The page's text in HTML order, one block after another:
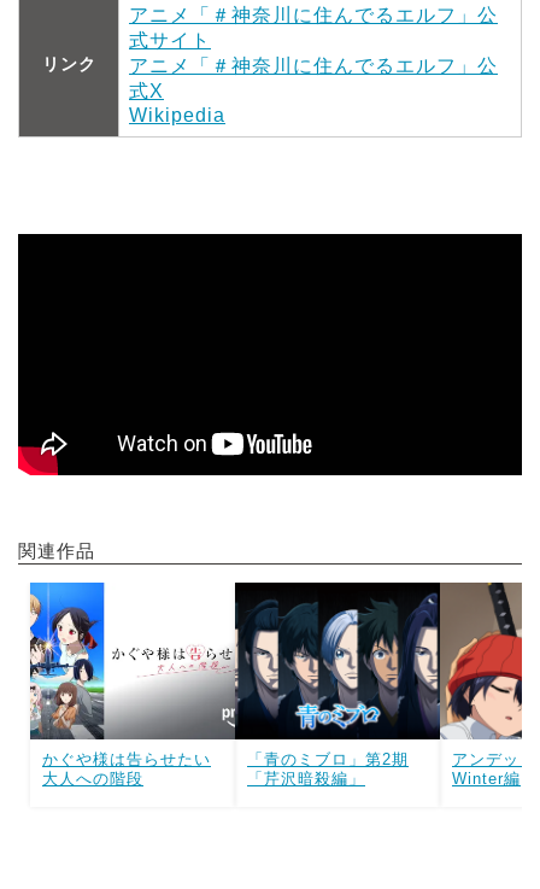
リンク
アニメ「＃神奈川に住んでるエルフ」公
式サイト
アニメ「＃神奈川に住んでるエルフ」公
式X
Wikipedia
関連作品
かぐや様は告らせたい
大人への階段
「青のミブロ」第2期
「芹沢暗殺編」
アンデッ
Winter編